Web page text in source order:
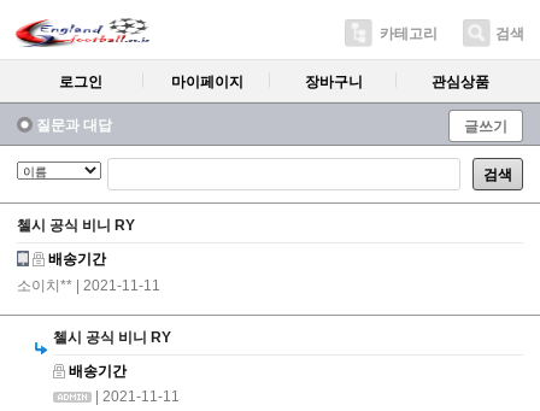
카테고리 검색
로그인 마이페이지 장바구니 관심상품
질문과 대답 글쓰기
검색
첼시 공식 비니 RY
배송기간
소이치**
| 2021-11-11
첼시 공식 비니 RY
배송기간
| 2021-11-11